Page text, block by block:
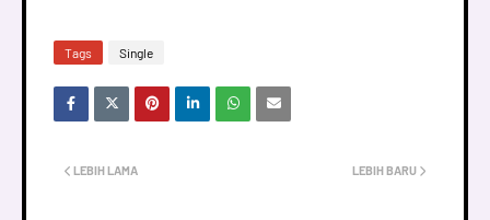
Tags Single
LEBIH BARU
LEBIH LAMA